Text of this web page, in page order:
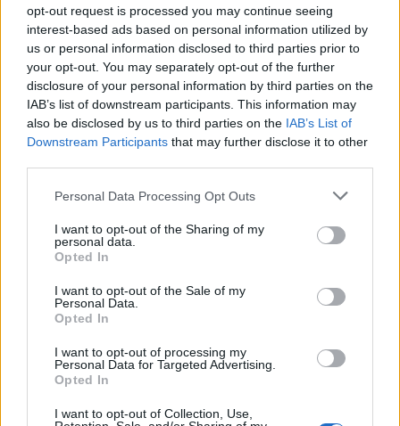
opt-out request is processed you may continue seeing
interest-based ads based on personal information utilized by
us or personal information disclosed to third parties prior to
your opt-out. You may separately opt-out of the further
disclosure of your personal information by third parties on the
IAB’s list of downstream participants. This information may
also be disclosed by us to third parties on the IAB’s List of
Downstream Participants that may further disclose it to other
Please note that this website/app uses one or more Google
not limited to your visit or usage behaviour. You may click to
grant or deny consent to Google and its third-party tags to
use your data for below specified purposes in below Google
consent section.
Personal Data Processing Opt Outs
I want to opt-out of the Sharing of my
personal data.
Opted In
I want to opt-out of the Sale of my
Personal Data.
Opted In
I want to opt-out of processing my
Personal Data for Targeted Advertising.
Opted In
I want to opt-out of Collection, Use,
Regijski center za obveščanjeCeljeje bil v soboto
zjutraj nekaj po polnoči obveščen, da je v enem izmed
gostinskih lokalov vVelenjunastavljeno eksplozivno
telo.Policistiso preventivno evakuirali osebe iz objekta
in ga pregledali, vendar sumljivih predmetov ni bilo
najdenih. Policisti nadaljujejo preiskavo v zvezi
kaznivega dejanja Zlorabe znamenj za pomoč.
V soboto popoldne so celjski policisti obravnavali drzno
tatvino. V enem izmed gostinskih lokalov na
Stanetovi
ulici v Celjusta storilca v času, ko je natakarica
pospravljala teraso, iz denarnice ki je bila za točilnim
pultom, odtujila bankovecza 100 Eur.